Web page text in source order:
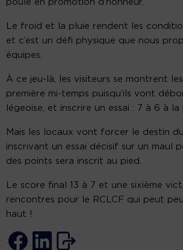
poule en promotion d’honneur.
Le froid et la pluie rendent les
et c’est un défi physique que nous
équipes.
À ce jeu-là, les visiteurs se montrent
première mi-temps puisqu’ils vont
légeoise, et inscrire un essai : 7 à 6 à la
Mais les locaux vont forcer le destin
inscrivant un essai décisif sur un maul
des points sera inscrit au pied.
Le score final 13 à 7 et une sixième
rencontres pour le RCLCF qui peut
haut !